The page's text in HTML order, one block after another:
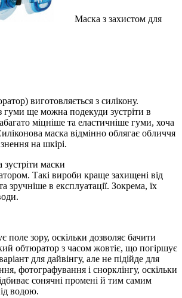
Маска з захистом для
виготовляється з силікону.
гуми ще можна подекуди зустріти в
міцніше та еластичніше гуми, хоча
маска відмінно облягає обличчя
на шкірі.
маски
Такі вироби краще захищені від
зручніше в експлуатації. Зокрема, їх
поле зору, оскільки дозволяє бачити
обтюратор з часом жовтіє, що погіршує
для дайвінгу, але не підійде для
фотографування і снорклінгу, оскільки
сонячні промені й тим самим
водою.